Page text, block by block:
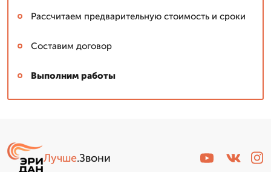
Рассчитаем предварительную стоимость и сроки
Составим договор
Выполним работы
Лучше.Звони
Пишет Вам...